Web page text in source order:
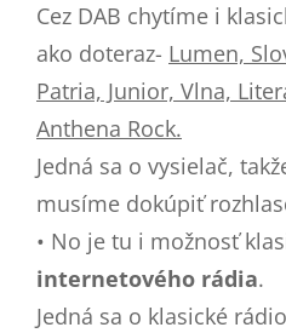
Cez DAB chytíme i
ako doteraz- Lumen,
Patria, Junior, Vlna,
Anthena Rock.
Jedná sa o vysielač,
musíme dokúpiť
• No je tu i možnosť
internetového rádia.
Jedná sa o klasické